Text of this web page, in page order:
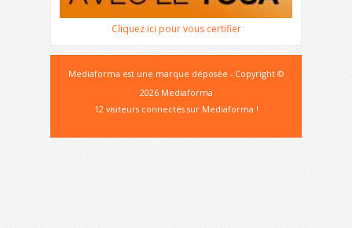
Cliquez ici pour vous certifier
Mediaforma est une marque déposée - Copyright ©
2026 Mediaforma
12 visiteurs connectés sur Mediaforma !